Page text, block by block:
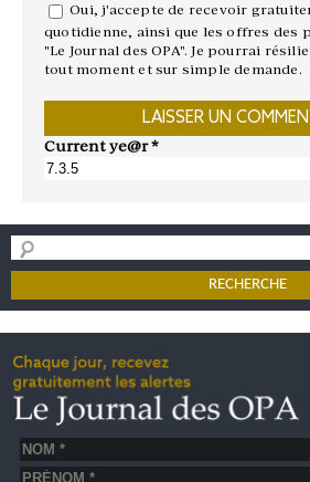
Oui, j'accepte de recevoir
quotidienne, ainsi que les offres des
"Le Journal des OPA". Je pourrai
tout moment et sur simple demande.
Current ye@r*